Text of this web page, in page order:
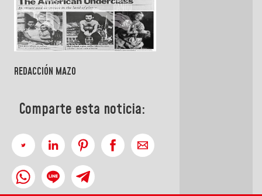
REDACCIÓN MAZO
Comparte esta noticia: